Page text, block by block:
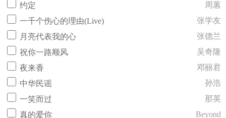
约定
周蕙
一千个伤心的理由(Live)
张学友
月亮代表我的心
张德兰
祝你一路顺风
吴奇隆
夜来香
邓丽君
中华民谣
孙浩
一笑而过
那英
真的爱你
Beyond